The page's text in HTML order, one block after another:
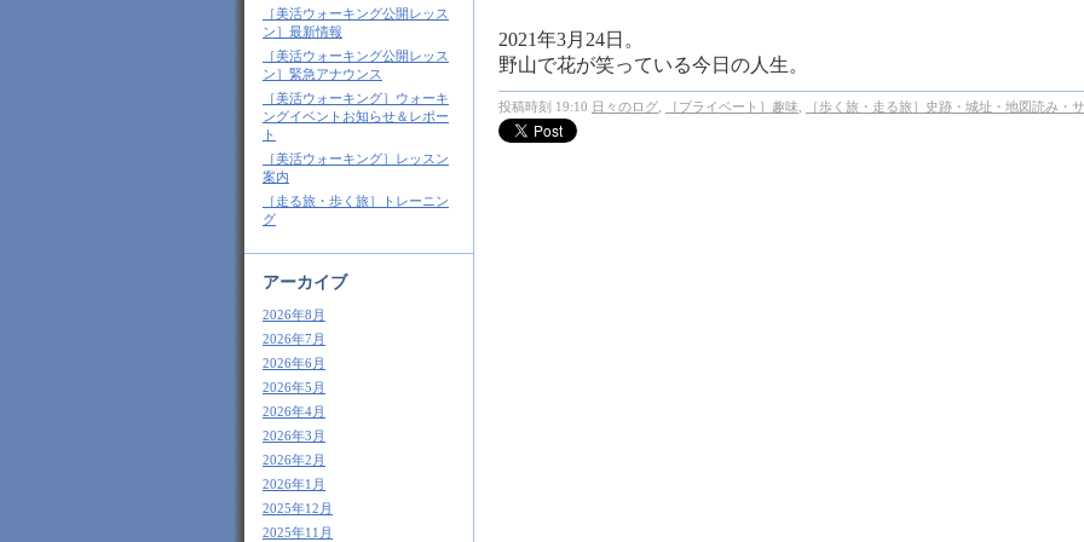
［美活ウォーキング公開レッス
ン］最新情報
［美活ウォーキング公開レッス
ン］緊急アナウンス
［美活ウォーキング］ウォーキ
ングイベントお知らせ＆レポー
ト
［美活ウォーキング］レッスン
案内
［走る旅・歩く旅］トレーニン
グ
アーカイブ
2026年8月
2026年7月
2026年6月
2026年5月
2026年4月
2026年3月
2026年2月
2026年1月
2025年12月
2025年11月
2021年3月24日。
野山で花が笑っている今日の人生。
投稿時刻 19:10 日々のログ ［プライベート］趣味 ［歩く旅・走る旅］史跡・城址・地図読み・